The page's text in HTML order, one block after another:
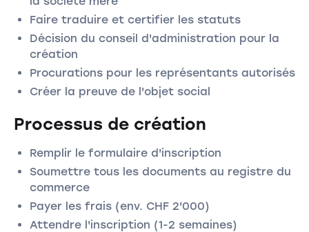
Faire traduire et certifier les statuts
Décision du conseil d'administration pour la
création
Procurations pour les représentants autorisés
Créer la preuve de l'objet social
Processus de création
Remplir le formulaire d'inscription
Soumettre tous les documents au registre du
commerce
Payer les frais (env. CHF 2'000)
Attendre l'inscription (1-2 semaines)